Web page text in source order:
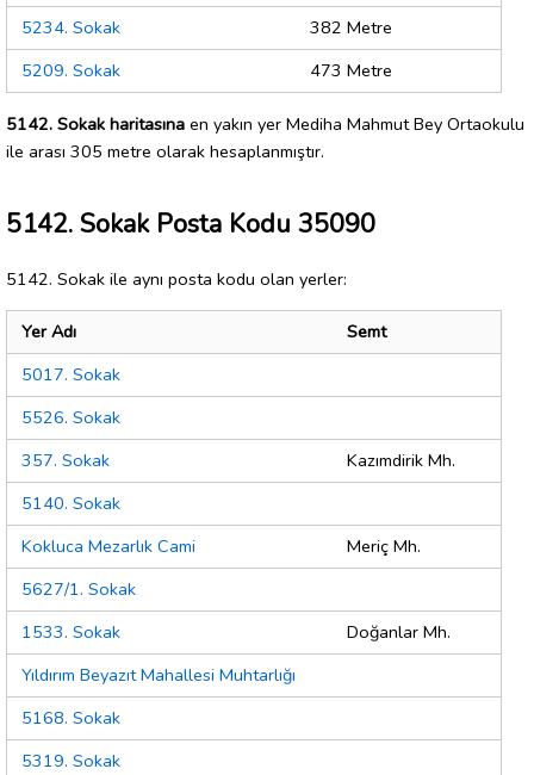
5234. Sokak
382 Metre
5209. Sokak
473 Metre
5142. Sokak haritasına en yakın yer Mediha Mahmut Bey Ortaokulu
ile arası 305 metre olarak hesaplanmıştır.
5142. Sokak Posta Kodu 35090
5142. Sokak ile aynı posta kodu olan yerler:
Yer Adı
Semt
5017. Sokak
5526. Sokak
357. Sokak
Kazımdirik Mh.
5140. Sokak
Kokluca Mezarlık Cami
Meriç Mh.
5627/1. Sokak
1533. Sokak
Doğanlar Mh.
Yıldırım Beyazıt Mahallesi Muhtarlığı
5168. Sokak
5319. Sokak